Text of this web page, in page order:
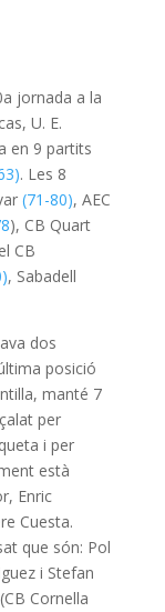
jornada a la
U. E.
en 9 partits
. Les 8
(71-80), AEC
), CB Quart
CB
, Sabadell
dos
posició
manté 7
per
i per
està
Enric
Cuesta.
que són: Pol
i Stefan
Cornella